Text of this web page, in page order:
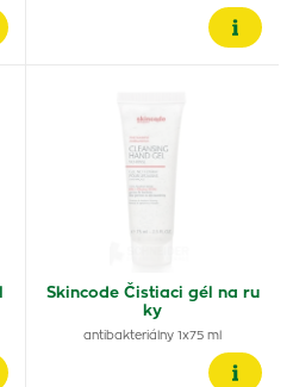
Skincode Čistiaci gél na ru
ky
antibakteriálny 1x75 ml